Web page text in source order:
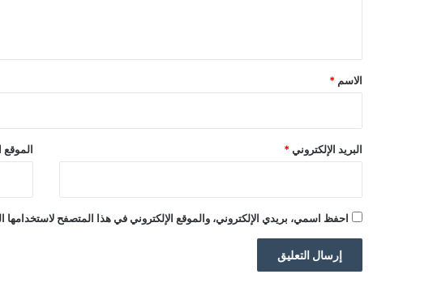
*
الاسم *
البريد الإلكتروني * الموقع
احفظ اسمي، بريدي الإلكتروني، والموقع الإلكتروني في هذا المتصفح لاستخدامها